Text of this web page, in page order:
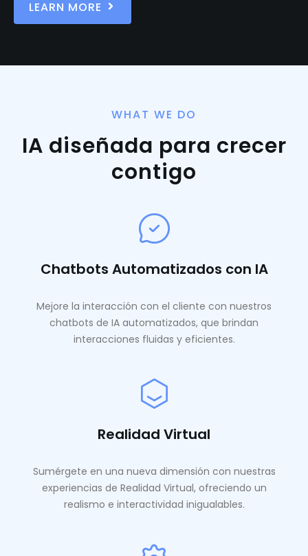
LEARN MORE
WHAT WE DO
IA diseñada para crecer
contigo
Chatbots Automatizados con IA
Mejore la interacción con el cliente con nuestros
chatbots de IA automatizados, que brindan
interacciones fluidas y eficientes.
Realidad Virtual
Sumérgete en una nueva dimensión con nuestras
experiencias de Realidad Virtual, ofreciendo un
realismo e interactividad inigualables.